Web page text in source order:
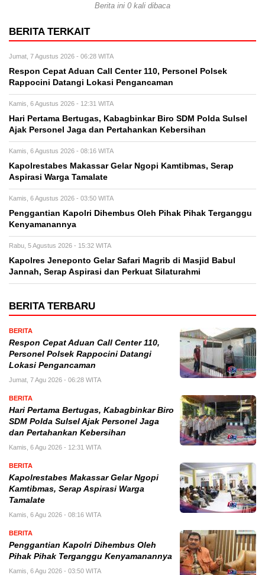
Berita ini 0 kali dibaca
BERITA TERKAIT
Jumat, 7 Agustus 2026 - 06:28 WITA
Respon Cepat Aduan Call Center 110, Personel Polsek
Rappocini Datangi Lokasi Pengancaman
Kamis, 6 Agustus 2026 - 12:31 WITA
Hari Pertama Bertugas, Kabagbinkar Biro SDM Polda Sulsel
Ajak Personel Jaga dan Pertahankan Kebersihan
Kamis, 6 Agustus 2026 - 08:16 WITA
Kapolrestabes Makassar Gelar Ngopi Kamtibmas, Serap
Aspirasi Warga Tamalate
Kamis, 6 Agustus 2026 - 03:50 WITA
Penggantian Kapolri Dihembus Oleh Pihak Pihak Terganggu
Kenyamanannya
Rabu, 5 Agustus 2026 - 15:32 WITA
Kapolres Jeneponto Gelar Safari Magrib di Masjid Babul
Jannah, Serap Aspirasi dan Perkuat Silaturahmi
BERITA TERBARU
BERITA
Respon Cepat Aduan Call Center 110,
Personel Polsek Rappocini Datangi
Lokasi Pengancaman
Jumat, 7 Agu 2026 - 06:28 WITA
BERITA
Hari Pertama Bertugas, Kabagbinkar Biro
SDM Polda Sulsel Ajak Personel Jaga
dan Pertahankan Kebersihan
Kamis, 6 Agu 2026 - 12:31 WITA
BERITA
Kapolrestabes Makassar Gelar Ngopi
Kamtibmas, Serap Aspirasi Warga
Tamalate
Kamis, 6 Agu 2026 - 08:16 WITA
BERITA
Penggantian Kapolri Dihembus Oleh
Pihak Pihak Terganggu Kenyamanannya
Kamis, 6 Agu 2026 - 03:50 WITA